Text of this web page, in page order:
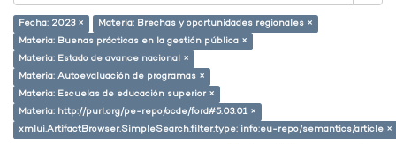
Fecha: 2023 ×
Materia: Brechas y oportunidades regionales ×
Materia: Buenas prácticas en la gestión pública ×
Materia: Estado de avance nacional ×
Materia: Autoevaluación de programas ×
Materia: Escuelas de educación superior ×
Materia: http://purl.org/pe-repo/ocde/ford#5.03.01 ×
xmlui.ArtifactBrowser.SimpleSearch.filter.type: info:eu-repo/semantics/article ×